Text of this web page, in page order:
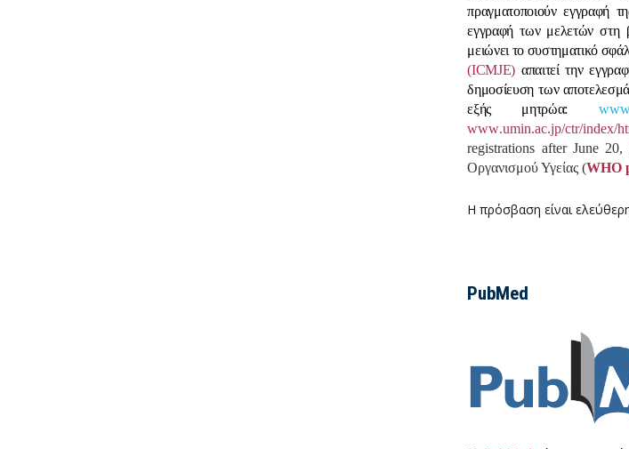
πραγματοποιούν εγγραφή
εγγραφή των μελετών
μειώνει το συστηματικό
(ICMJE) απαιτεί την
δημοσίευση των
εξής μητρώα:
www.umin.ac.jp/ctr/index/
registrations after June 20,
Οργανισμού Υγείας (WHO
Η πρόσβαση είναι
PubMed